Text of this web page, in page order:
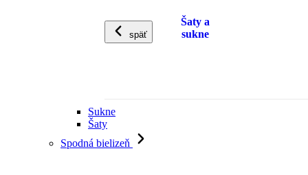
späť
Šaty a
sukne
Sukne
Šaty
Spodná bielizeň